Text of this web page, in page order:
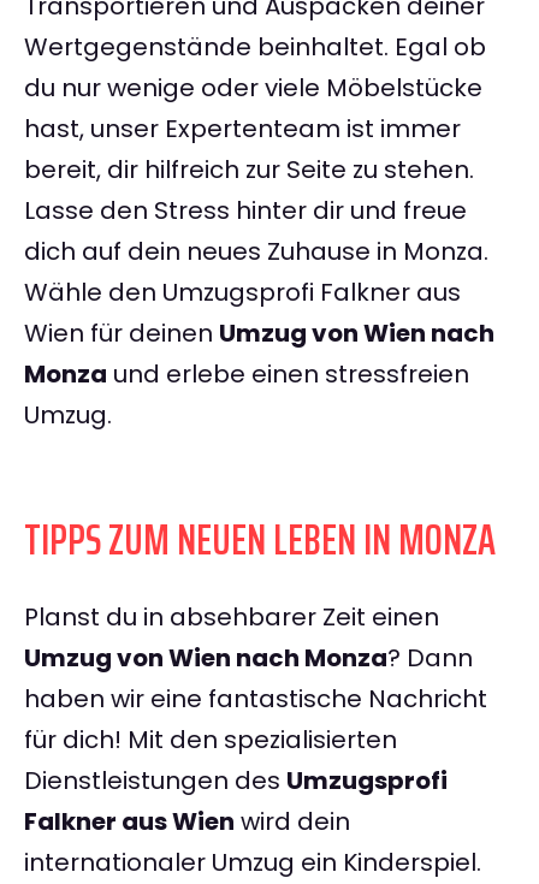
Wertgegenstände beinhaltet. Egal ob
du nur wenige oder viele Möbelstücke
hast, unser Expertenteam ist immer
bereit, dir hilfreich zur Seite zu stehen.
Lasse den Stress hinter dir und freue
dich auf dein neues Zuhause in Monza.
Wähle den Umzugsprofi Falkner aus
Wien für deinen Umzug von Wien nach
Monza und erlebe einen stressfreien
Umzug.
TIPPS ZUM NEUEN LEBEN IN MONZA
Planst du in absehbarer Zeit einen
Umzug von Wien nach Monza? Dann
haben wir eine fantastische Nachricht
für dich! Mit den spezialisierten
Dienstleistungen des Umzugsprofi
Falkner aus Wien wird dein
internationaler Umzug ein Kinderspiel.